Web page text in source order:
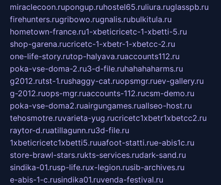
miraclecoon.rupongup.ruhostel65.ruliura.ruglasspb.ru
firehunters.rugribowo.rugnalis.rubulkitula.ru
hometown-france.ru1-xbeticricetc-1-xbetti-5.ru
shop-garena.rucricetc-1-xbetr-1-xbetcc-2.ru
one-life-story.rutop-halyava.ruaccounts112.ru
poka-vse-doma-2.ru3-d-file.ruhahahaharms.ru
g2012.rutst-1.rushaggy-cat.ruopsmgr.ruev-gallery.ru
g-2012.ruops-mgr.ruaccounts-112.rucsm-demo.ru
poka-vse-doma2.ruairgungames.ruallseo-host.ru
tehosmotre.ruvarieta-yug.rucricetc1xbetr1xbetcc2.ru
raytor-d.ruatillagunn.ru3d-file.ru
1xbeticricetc1xbetti5.ruuafoot-statti.rue-abis1c.ru
store-brawl-stars.rukts-services.rudark-sand.ru
sindika-01.rusp-life.rux-legion.rusib-archives.ru
e-abis-1-c.rusindika01.ruvenda-festival.ru